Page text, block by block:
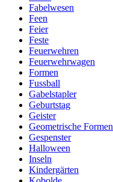
Fabelwesen
Feen
Feier
Feste
Feuerwehren
Feuerwehrwagen
Formen
Fussball
Gabelstapler
Geburtstag
Geister
Geometrische Formen
Gespenster
Halloween
Inseln
Kindergärten